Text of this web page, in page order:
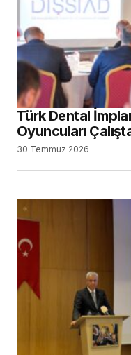
Türk Dental
Oyuncuları
30 Temmuz 2026